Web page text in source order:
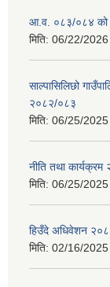
आ.व. ०८३/०८४ को
मिति: 06/22/
साल्पासिलिछो
२०८२/०८३
मिति: 06/25/
नीति तथा
मिति: 06/25/
हिउँदे अधिवेशन
मिति: 02/16/